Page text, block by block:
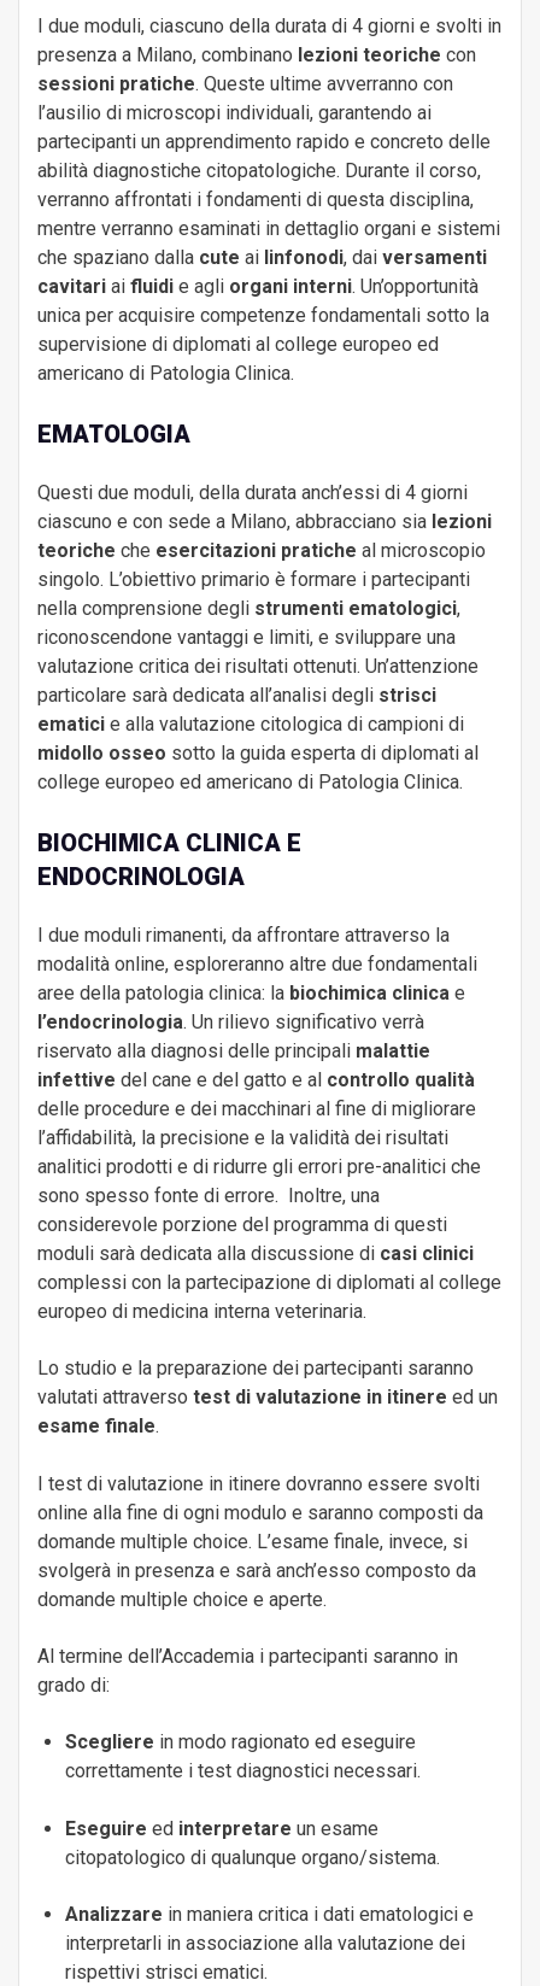
I due moduli, ciascuno della durata di 4 giorni e svolti in
presenza a Milano, combinano lezioni teoriche con
sessioni pratiche. Queste ultime avverranno con
l’ausilio di microscopi individuali, garantendo ai
partecipanti un apprendimento rapido e concreto delle
abilità diagnostiche citopatologiche. Durante il corso,
verranno affrontati i fondamenti di questa disciplina,
mentre verranno esaminati in dettaglio organi e sistemi
che spaziano dalla cute ai linfonodi, dai versamenti
cavitari ai fluidi e agli organi interni. Un’opportunità
unica per acquisire competenze fondamentali sotto la
supervisione di diplomati al college europeo ed
americano di Patologia Clinica.
EMATOLOGIA
Questi due moduli, della durata anch’essi di 4 giorni
ciascuno e con sede a Milano, abbracciano sia lezioni
teoriche che esercitazioni pratiche al microscopio
singolo. L’obiettivo primario è formare i partecipanti
nella comprensione degli strumenti ematologici,
riconoscendone vantaggi e limiti, e sviluppare una
valutazione critica dei risultati ottenuti. Un’attenzione
particolare sarà dedicata all’analisi degli strisci
ematici e alla valutazione citologica di campioni di
midollo osseo sotto la guida esperta di diplomati al
college europeo ed americano di Patologia Clinica.
BIOCHIMICA CLINICA E
ENDOCRINOLOGIA
I due moduli rimanenti, da affrontare attraverso la
modalità online, esploreranno altre due fondamentali
aree della patologia clinica: la biochimica clinica e
l’endocrinologia. Un rilievo significativo verrà
riservato alla diagnosi delle principali malattie
infettive del cane e del gatto e al controllo qualità
delle procedure e dei macchinari al fine di migliorare
l’affidabilità, la precisione e la validità dei risultati
analitici prodotti e di ridurre gli errori pre-analitici che
sono spesso fonte di errore. Inoltre, una
considerevole porzione del programma di questi
moduli sarà dedicata alla discussione di casi clinici
complessi con la partecipazione di diplomati al college
europeo di medicina interna veterinaria.
Lo studio e la preparazione dei partecipanti saranno
valutati attraverso test di valutazione in itinere ed un
esame finale.
I test di valutazione in itinere dovranno essere svolti
online alla fine di ogni modulo e saranno composti da
domande multiple choice. L’esame finale, invece, si
svolgerà in presenza e sarà anch’esso composto da
domande multiple choice e aperte.
Al termine dell’Accademia i partecipanti saranno in
grado di:
Scegliere in modo ragionato ed eseguire
correttamente i test diagnostici necessari.
Eseguire ed interpretare un esame
citopatologico di qualunque organo/sistema.
Analizzare in maniera critica i dati ematologici e
interpretarli in associazione alla valutazione dei
rispettivi strisci ematici.